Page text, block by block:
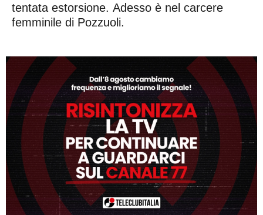
tentata estorsione. Adesso è nel carcere
femminile di Pozzuoli.